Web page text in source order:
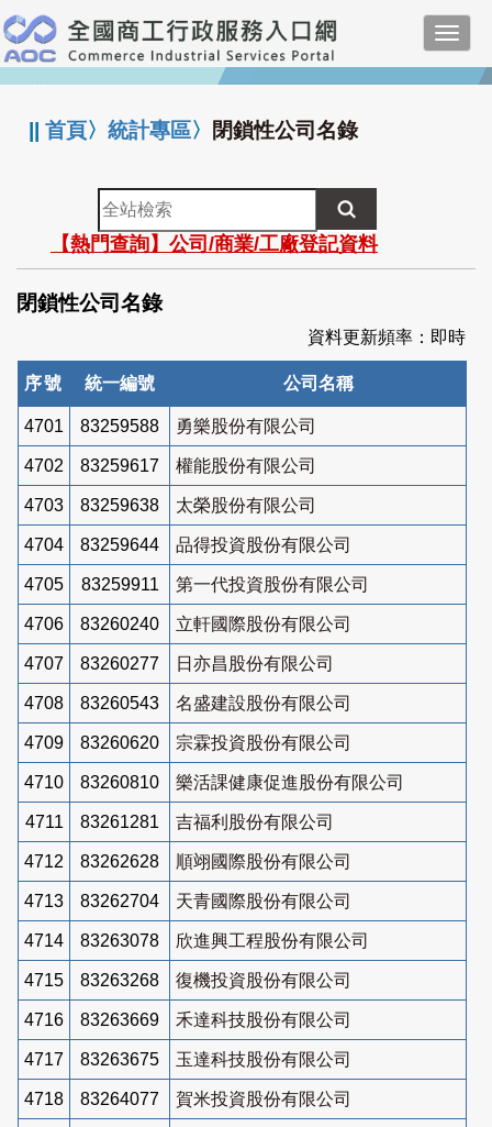
跳
到
主
要
:::
||首頁〉統計專區〉 閉鎖性公司名錄
全
站
檢
索
【熱門查詢】公司/商業/工廠登記資料
閉鎖性公司名錄
資料更新頻率：即時
序號 統一編號 公司名稱
4701 83259588 勇樂股份有限公司
4702 83259617 權能股份有限公司
4703 83259638 太榮股份有限公司
4704 83259644 品得投資股份有限公司
4705 83259911 第一代投資股份有限公司
4706 83260240 立軒國際股份有限公司
4707 83260277 日亦昌股份有限公司
4708 83260543 名盛建設股份有限公司
4709 83260620 宗霖投資股份有限公司
4710 83260810 樂活課健康促進股份有限公司
4711 83261281 吉福利股份有限公司
4712 83262628 順翊國際股份有限公司
4713 83262704 天青國際股份有限公司
4714 83263078 欣進興工程股份有限公司
4715 83263268 復機投資股份有限公司
4716 83263669 禾達科技股份有限公司
4717 83263675 玉達科技股份有限公司
4718 83264077 賀米投資股份有限公司